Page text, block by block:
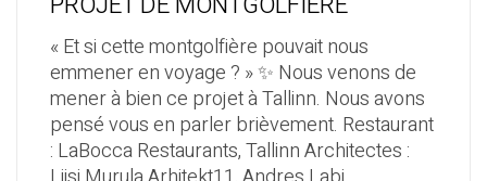
« Et si cette montgolfière pouvait nous
emmener en voyage ? » ✨ Nous venons de
mener à bien ce projet à Tallinn. Nous avons
pensé vous en parler brièvement. Restaurant
: LaBocca Restaurants, Tallinn Architectes :